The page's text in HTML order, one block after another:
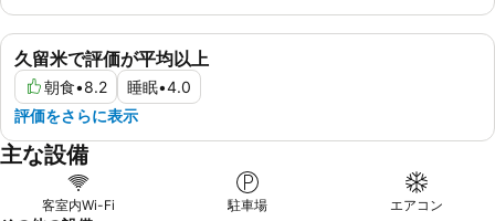
久留米で評価が平均以上
朝食•8.2 睡眠•4.0
評価をさらに表示
主な設備
客室内Wi-Fi 駐車場 エアコン